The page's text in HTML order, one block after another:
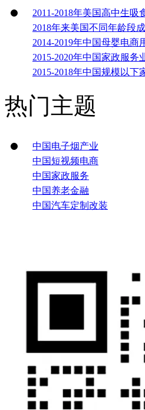
2011-2018年美国高中生吸
2018年来美国不同年龄段
2014-2019年中国母婴电商
2015-2020年中国家政服务
2015-2018年中国规模以下
热门主题
中国电子烟产业
中国短视频电商
中国家政服务
中国养老金融
中国汽车定制改装